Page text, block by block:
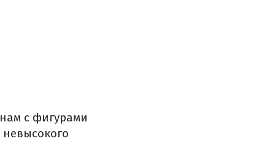
с фигурами
невысокого